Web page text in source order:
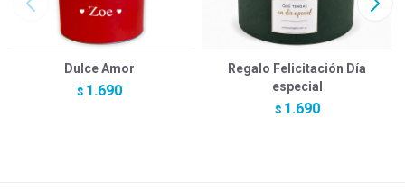
Dulce Amor
$ 1.690
Regalo Felicitación Día
especial
$ 1.690